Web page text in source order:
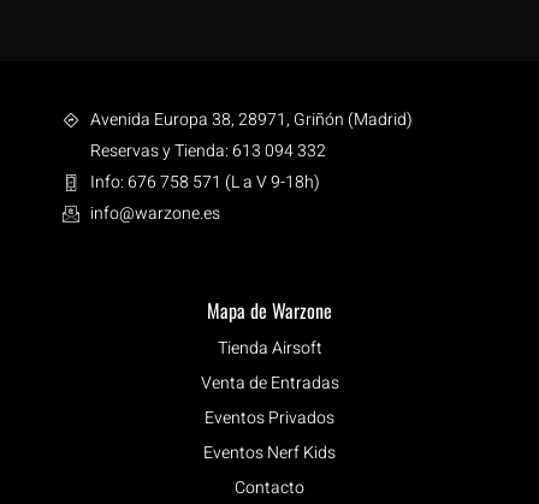
Avenida Europa 38, 28971, Griñón (Madrid)
Reservas y Tienda: 613 094 332
Info: 676 758 571 (L a V 9-18h)
info@warzone.es
Mapa de Warzone
Tienda Airsoft
Venta de Entradas
Eventos Privados
Eventos Nerf Kids
Contacto